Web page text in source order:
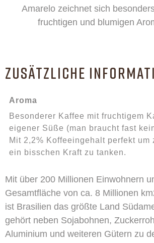
Amarelo zeichnet sich
fruchtigen und blumigen
ZUSÄTZLICHE
Aroma
Besonderer Kaffee mit fruchtigem
eigener Süße (man braucht fast
Mit 2,2% Koffeeingehalt perfekt um
ein bisschen Kraft zu tanken.
Mit über 200 Millionen Einwohnern
Gesamtfläche von ca. 8 Millionen
ist Brasilien das größte Land
gehört neben Sojabohnen,
Aluminium und weiteren Gütern zu